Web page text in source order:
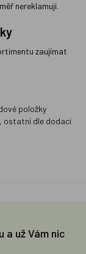
nereklamují.
zaujímat
položky
ostatní dle dodací
už Vám nic